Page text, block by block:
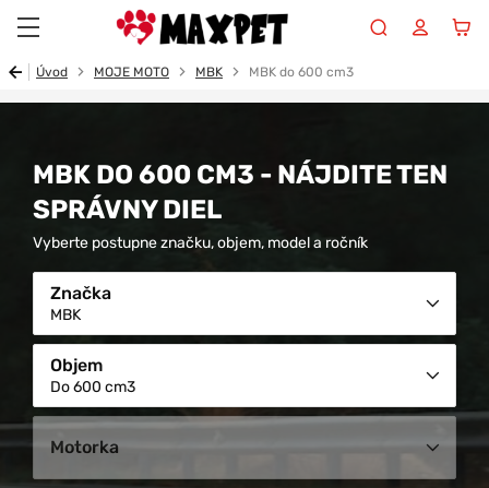
Úvod MOJE MOTO MBK MBK do 600 cm3
MBK DO 600 CM3 - NÁJDITE TEN
SPRÁVNY DIEL
Vyberte postupne značku, objem, model a ročník
Značka
MBK
Objem
Do 600 cm3
Motorka